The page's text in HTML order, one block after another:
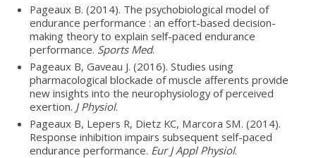
Pageaux B. (2014). The psychobiological model of
endurance performance : an effort-based decision-
making theory to explain self-paced endurance
performance. Sports Med.
Pageaux B, Gaveau J. (2016). Studies using
pharmacological blockade of muscle afferents provide
new insights into the neurophysiology of perceived
exertion. J Physiol.
Pageaux B, Lepers R, Dietz KC, Marcora SM. (2014).
Response inhibition impairs subsequent self-paced
endurance performance. Eur J Appl Physiol.